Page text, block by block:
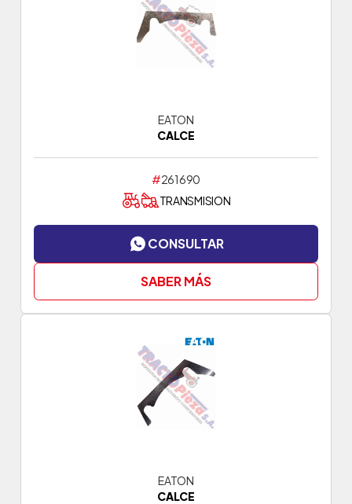
EATON
CALCE
#261690
TRANSMISION
CONSULTAR
SABER MÁS
EATON
CALCE